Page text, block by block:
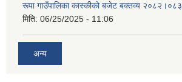
रूपा गाउँपालिका कास्कीको बजेट बक्तव्य २०८२।०८३
मिति: 06/25/2025 - 11:06
अन्य